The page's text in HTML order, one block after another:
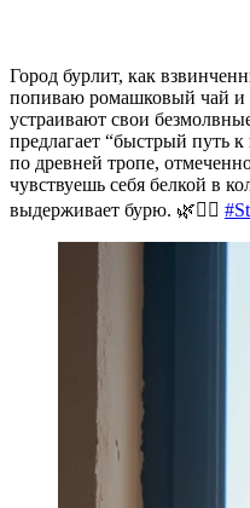
Город бурлит, как
попиваю ромашковый чай и
устраивают свои
предлагает “быстрый путь
по древней тропе,
чувствуешь себя белкой в
выдерживает бурю. 🌿🧘‍♂️